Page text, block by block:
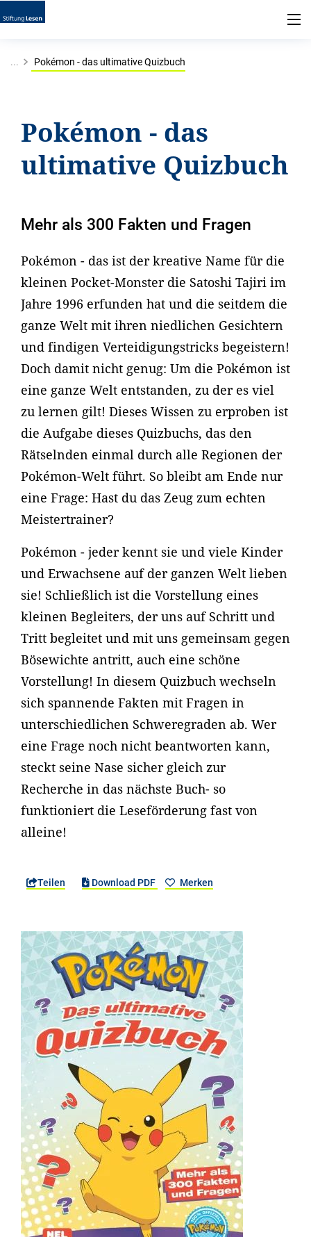
... Pokémon - das ultimative Quizbuch
Pokémon - das
ultimative Quizbuch
Mehr als 300 Fakten und Fragen
Pokémon - das ist der kreative Name für die
kleinen Pocket-Monster die Satoshi Tajiri im
Jahre 1996 erfunden hat und die seitdem die
ganze Welt mit ihren niedlichen Gesichtern
und findigen Verteidigungstricks begeistern!
Doch damit nicht genug: Um die Pokémon ist
eine ganze Welt entstanden, zu der es viel
zu lernen gilt! Dieses Wissen zu erproben ist
die Aufgabe dieses Quizbuchs, das den
Rätselnden einmal durch alle Regionen der
Pokémon-Welt führt. So bleibt am Ende nur
eine Frage: Hast du das Zeug zum echten
Meistertrainer?
Pokémon - jeder kennt sie und viele Kinder
und Erwachsene auf der ganzen Welt lieben
sie! Schließlich ist die Vorstellung eines
kleinen Begleiters, der uns auf Schritt und
Tritt begleitet und mit uns gemeinsam gegen
Bösewichte antritt, auch eine schöne
Vorstellung! In diesem Quizbuch wechseln
sich spannende Fakten mit Fragen in
unterschiedlichen Schweregraden ab. Wer
eine Frage noch nicht beantworten kann,
steckt seine Nase sicher gleich zur
Recherche in das nächste Buch- so
funktioniert die Leseförderung fast von
alleine!
Teilen Download PDF Merken